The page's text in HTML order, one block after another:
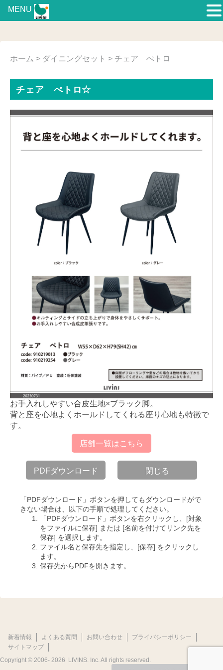
ホーム > ダイニングセット > チェア ぺトロ
チェア ぺトロ☆
お手入れしやすい合皮生地×ブラック脚。
背と座を心地よくホールドしてくれる座り心地も特徴で
す。
店舗一覧はこちら
PDFダウンロード 閉じる
「PDFダウンロード」ボタンを押してもダウンロードがで
きない場合は、以下の手順で処理してください。
「PDFダウンロード」ボタンを右クリックし、[対象
をファイルに保存] または [名前を付けてリンク先を
保存] を選択します。
ファイル名と保存先を指定し、[保存] をクリックし
ます。
保存先からPDFを開きます。
新着情報 よくある質問 お問い合わせ
プライバシーポリシー
サイトマップ
Copyright © 2006- 2026 LIVINS. Inc. All rights reserved.
MENU